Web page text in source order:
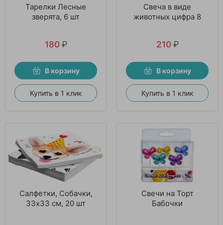
Тарелки Лесные
зверята, 6 шт
180 ₽
В корзину
Купить в 1 клик
Свеча в виде
животных цифра 8
210 ₽
В корзину
Купить в 1 клик
Салфетки, Собачки,
33х33 см, 20 шт
Свечи на Торт
Бабочки